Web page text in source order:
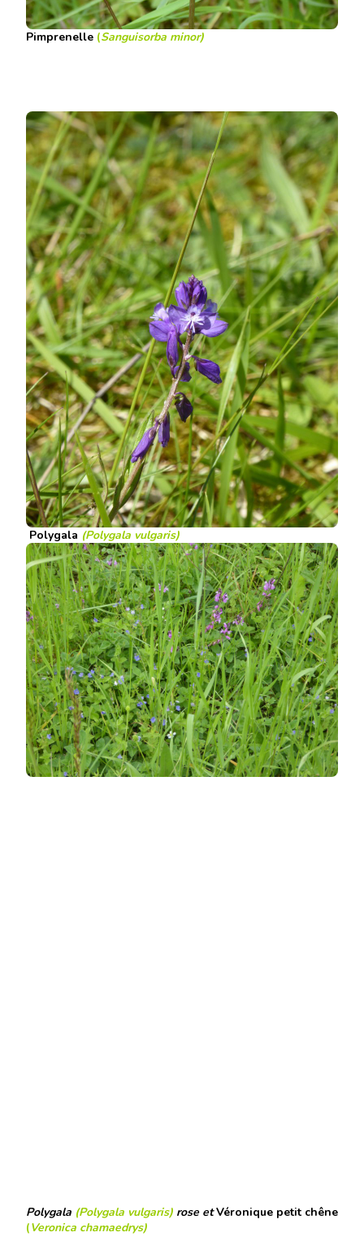
Pimprenelle (Sanguisorba minor)
Polygala (Polygala vulgaris)
Polygala (Polygala vulgaris) rose etVéronique petit chêne
(Veronica chamaedrys)